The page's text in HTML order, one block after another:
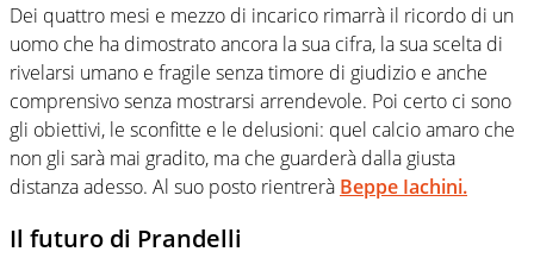
Dei quattro mesi e mezzo di incarico rimarrà il ricordo di un
uomo che ha dimostrato ancora la sua cifra, la sua scelta di
rivelarsi umano e fragile senza timore di giudizio e anche
comprensivo senza mostrarsi arrendevole. Poi certo ci sono
gli obiettivi, le sconfitte e le delusioni: quel calcio amaro che
non gli sarà mai gradito, ma che guarderà dalla giusta
distanza adesso. Al suo posto rientrerà Beppe Iachini.
Il futuro di Prandelli